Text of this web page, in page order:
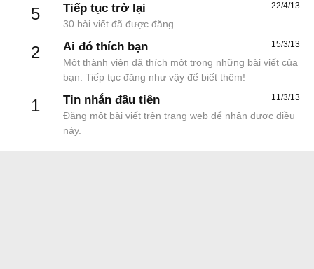
5 22/4/13
Tiếp tục trở lại
30 bài viết đã được đăng.
2 15/3/13
Ai đó thích bạn
Một thành viên đã thích một trong những bài viết của
bạn. Tiếp tục đăng như vậy để biết thêm!
1 11/3/13
Tin nhắn đầu tiên
Đăng một bài viết trên trang web để nhận được điều
này.